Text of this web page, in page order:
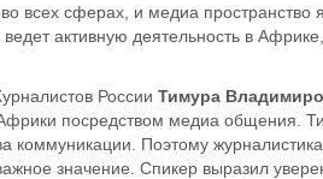
всех сферах, и медиа пространство
ведет активную деятельность в
России Тимура
посредством медиа общения.
коммуникации . Поэтому
значение. Спикер выразил